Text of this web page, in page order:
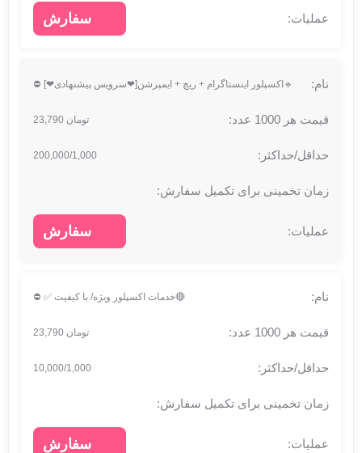
سفارش
🔹اکسپلور اینستاگرام + ریچ + ایمپرشن[❤سرویس پیشنهادی❤] ⛔
تومان 23,790
200,000/1,000
سفارش
🔴خدمات اکسپلور ویژه/ با کیفیت ✅ ⛔
تومان 23,790
10,000/1,000
سفارش